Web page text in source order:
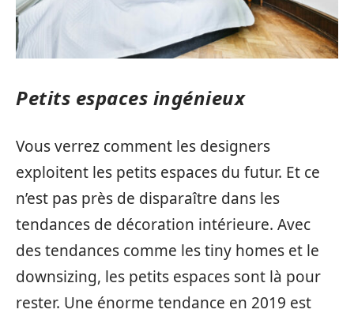
Petits espaces ingénieux
Vous verrez comment les designers
exploitent les petits espaces du futur. Et ce
n’est pas près de disparaître dans les
tendances de décoration intérieure. Avec
des tendances comme les tiny homes et le
downsizing, les petits espaces sont là pour
rester. Une énorme tendance en 2019 est